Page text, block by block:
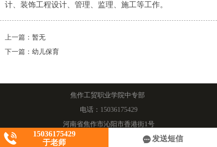
计、装饰工程设计、管理、监理、施工等工作。
上一篇： 暂无
下一篇： 幼儿保育
焦作工贸职业学院中专部
电话： 15036175429
河南省焦作市沁阳市香港街1号
15036175429
于老师
发送短信